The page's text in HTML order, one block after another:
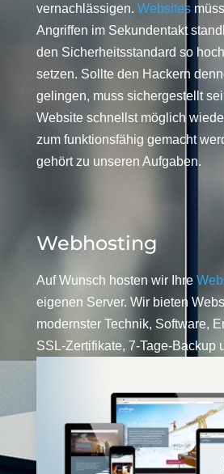
vernachlässigen. Websites
Angriffen im Sekundentakt
den Sicherheitsstandard so
setzen. Sollte den Hackern
gelingen, muss sichergestellt
Website schnellst möglich
zum funktionsfähig gemacht
gehört zu unseren Aufgaben.
Webhosting
Auf Wunsch hosten wir Ihre
eigenen Server. Wir bieten
modernster Technik, Software,
SSL-Zertifikate, 7-Tage-Backup